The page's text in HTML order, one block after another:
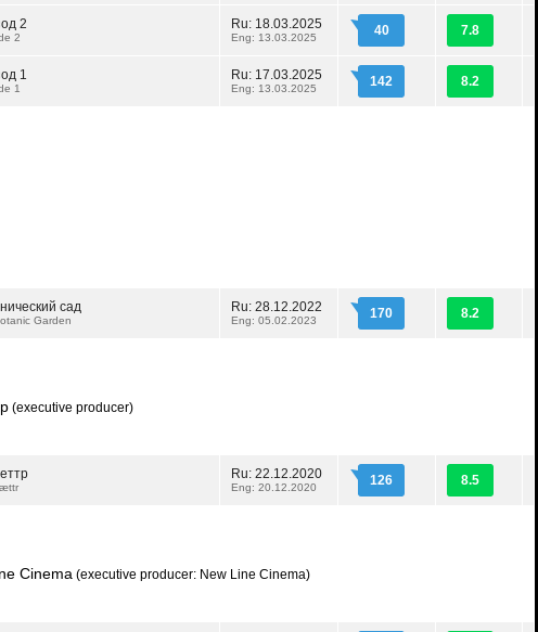
2
2
Ru: 18.03.2025
Eng: 13.03.2025 40 7.8
1
1
Ru: 17.03.2025
Eng: 13.03.2025 142 8.2
сад
Garden
Ru: 28.12.2022
Eng: 05.02.2023 170 8.2
(executive producer)
Ru: 22.12.2020
Eng: 20.12.2020 126 8.5
Cinema (executive producer: New Line Cinema)